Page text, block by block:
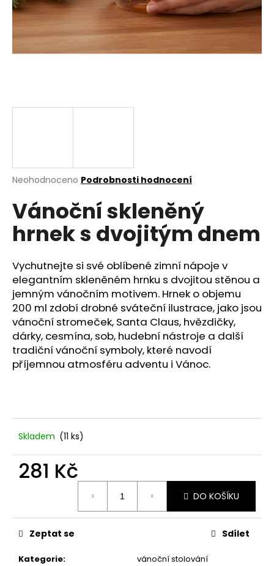
Průměrné
produktu
je
0,0
hvězdiček.
Neohodnoceno Podrobnosti hodnocení
Vánoční skleněný
hrnek s dvojitým dnem
Vychutnejte si své oblíbené zimní nápoje v
elegantním skleněném hrnku s dvojitou stěnou a
jemným vánočním motivem. Hrnek o objemu
200 ml zdobí drobné sváteční ilustrace, jako jsou
vánoční stromeček, Santa Claus, hvězdičky,
dárky, cesmína, sob, hudební nástroje a další
tradiční vánoční symboly, které navodí
příjemnou atmosféru adventu i Vánoc.
Skladem (11 ks)
281 Kč
DO KOŠÍKU
Kategorie: vánoční stolování
Zeptat se Sdílet
a
j
o
p
o
u
č
u
j
e
m
e
Kč